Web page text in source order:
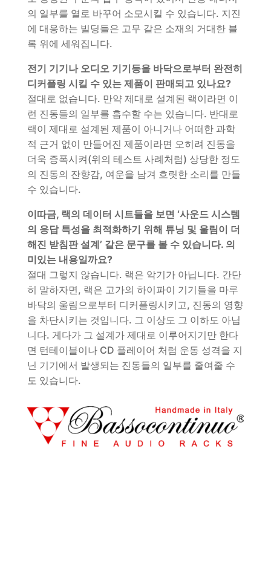
의 일부를 열로 바꾸어 소모시킬 수 있습니다. 지진
에 대응하는 빌딩들은 고무 같은 소재의 거대한 블
록 위에 세워집니다.
전기 기기나 오디오 기기등을 바닥으로부터 완전히
디커플링 시킬 수 있는 제품이 판매되고 있나요?
절대로 없습니다. 만약 제대로 설계된 랙이라면 이
런 진동들의 일부를 흡수할 수는 있습니다. 반대로
랙이 제대로 설계된 제품이 아니거나 어떠한 과학
적 근거 없이 만들어진 제품이라면 오히려 진동을
더욱 증폭시켜(위의 테스트 사례처럼) 상당한 정도
의 진동의 잔향감, 여운을 남겨 흐릿한 소리를 만들
수 있습니다.
이따금, 랙의 데이터 시트들을 보면 ‘사운드 시스템
의 응답 특성을 최적화하기 위해 튜닝 및 울림이 더
해진 받침판 설계’ 같은 문구를 볼 수 있습니다. 의
미있는 내용일까요?
절대 그렇지 않습니다. 랙은 악기가 아닙니다. 간단
히 말하자면, 랙은 고가의 하이파이 기기들을 마루
바닥의 울림으로부터 디커플링시키고, 진동의 영향
을 차단시키는 것입니다. 그 이상도 그 이하도 아닙
니다. 게다가 그 설계가 제대로 이루어지기만 한다
면 턴테이블이나 CD 플레이어 처럼 운동 성격을 지
닌 기기에서 발생되는 진동들의 일부를 줄여줄 수
도 있습니다.